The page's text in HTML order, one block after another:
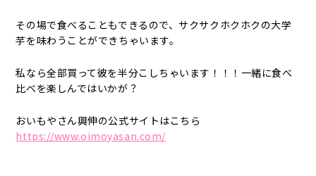
その場で食べることもできるので、サクサクホクホクの大学
芋を味わうことができちゃいます。
私なら全部買って彼を半分こしちゃいます！！！一緒に食べ
比べを楽しんではいかが？
おいもやさん興伸の公式サイトはこちら
https://www.oimoyasan.com/